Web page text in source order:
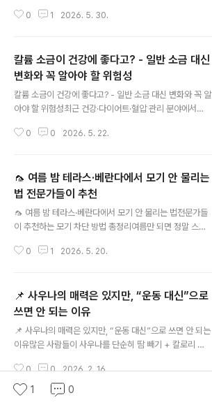
를 훨씬 풍성하게 만들어줍니다.하지만 문제는 😅📌 생각
그래서 많은 사람들이:🌿 허브를 말려서(dry) 보관하는 방
법을 사용합니다.최근 가드닝 전문가들과 요리 전문가들은
😊“올바르게 건조한 허브는몇 달 이상 풍미를 유지할 수
있다”고 설명합니다.이번 포스팅에서는✔️ 허브를 말리는
가장 좋은 방법✔️ 어떤 허브가 건조에 잘 맞는지✔️ 곰팡이
없이 보관하는 팁✔️ 오븐·전자레인지·자연건조 차이✔️ 향
0 1 2026. 5. 30.
칼륨 소금이 건강에 좋다고? - 일반 소금 대신
변화와 꼭 알아야 할 위험성
칼륨 소금이 건강에 좋다고? - 일반 소금 대신 변화와 꼭 알
아야 할 위험성최근 건강·다이어트·혈압 관리 분야에서
odium Salt)”이 자주 언급되고 있습니다.특히:혈압 관리
최근 해외 건강 기사에서도:“소금 자체보다 나트륨과 칼륨
의 균형이 중요하다”는 내용이 화제가 되기도 했습니다.그
런데 여기엔 중요한 포인트가 있습니다 😮❌ 무조건 건강
한 건 아니고❌ 어떤 사람은 오히려 위험할 수 있습니다.이
번 포스팅에서는✔️ 칼륨 소금이 정확히 뭔지✔️ 왜 혈압 관
리에 좋다고 하는지✔️ 실제 연구 결과✔️ 부작용과 위험 대
0 0 2026. 5. 22.
🦟 여름 밤 테라스·베란다에서 모기 안 물리는
법 전문가들이 추천
🦟 여름 밤 테라스·베란다에서 모기 안 물리는 법전문가들
이 추천하는 모기 차단 방법 총정리여름만 되면 정말 스트
란다마당캠핑 공간야외 테이블처럼 잠깐 쉬고 싶은 공간에
효과가 거의 없다는 점입니다.실제로 전문가들은:“모기 퇴
치는 한 가지 방법보다 환경 관리가 훨씬 중요하다”고 설명
합니다.이번 포스팅에서는 해외 방역 전문가·야외 관리 전
문가들의 조언을 바탕으로,✔️ 모기가 몰리는 진짜 이유✔️
테라스·베란다에서 효과적인 대처법✔️ 의외로 효과 없는
방법✔️ 여름철 실전 모기 차단 전략까지 아주 자세히 정리
0 1 2026. 5. 20.
📌 사우나의 매력은 있지만, “운동 대신”으로
쓰면 안 되는 이유
📌 사우나의 매력은 있지만, “운동 대신”으로 쓰면 안 되는
이유많은 사람들이 사우나를 단순히 땀 빼기 + 칼로리 소
니다. Lifehacker가 의료·운동 전문가 의견을 바탕으로
설명한 내용을 기반으로 정리했습니다.💪 사우나의 실제
효과와 제한점✅ 1) 심혈관 반응은 일부 운동과 비슷할 수
0 0 2026. 2. 16.
1 0